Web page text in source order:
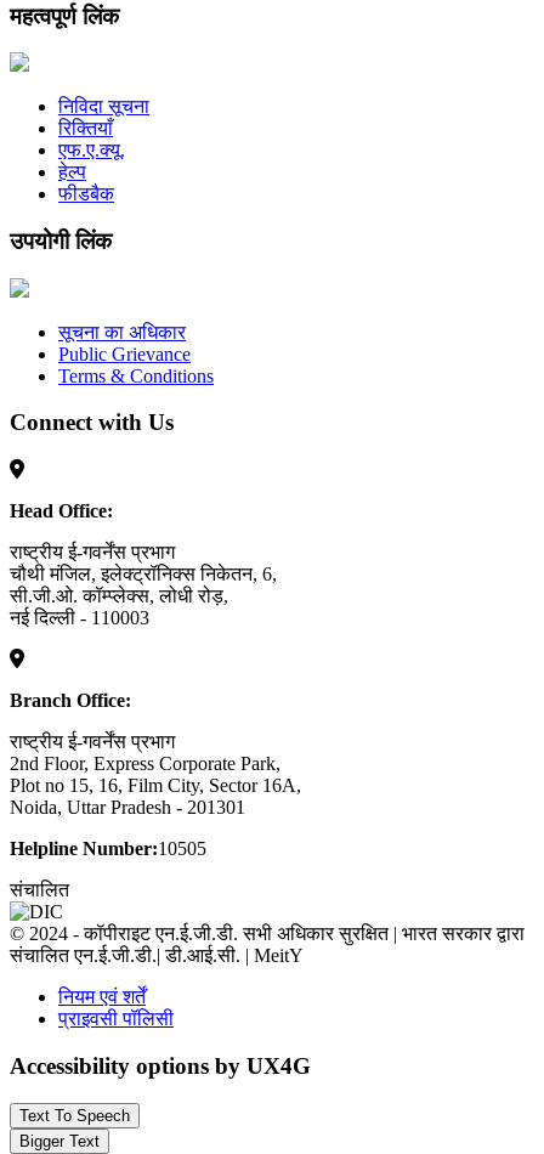
महत्वपूर्ण लिंक
निविदा सूचना
रिक्तियाँ
एफ.ए.क्यू.
हेल्प
फीडबैक
उपयोगी लिंक
सूचना का अधिकार
Public Grievance
Terms & Conditions
Connect with Us
Head Office:
राष्ट्रीय ई-गवर्नेंस प्रभाग
चौथी मंजिल, इलेक्ट्रॉनिक्स निकेतन, 6,
सी.जी.ओ. कॉम्प्लेक्स, लोधी रोड़,
नई दिल्ली - 110003
Branch Office:
राष्ट्रीय ई-गवर्नेंस प्रभाग
2nd Floor, Express Corporate Park,
Plot no 15, 16, Film City, Sector 16A,
Noida, Uttar Pradesh - 201301
Helpline Number:10505
संचालित
© 2024 - कॉपीराइट एन.ई.जी.डी. सभी अधिकार सुरक्षित | भारत सरकार द्वारा
संचालित एन.ई.जी.डी.| डी.आई.सी. | MeitY
नियम एवं शर्तें
प्राइवसी पॉलिसी
Accessibility options by UX4G
Text To Speech
Bigger Text